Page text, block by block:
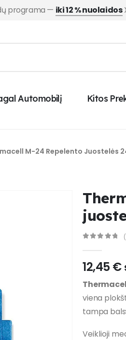
programa — iki 12 % nuolaidos
Automobilį Kitos
M-24 Repelento Juostelės
12,45 €
viena
tampa
Veiklioji